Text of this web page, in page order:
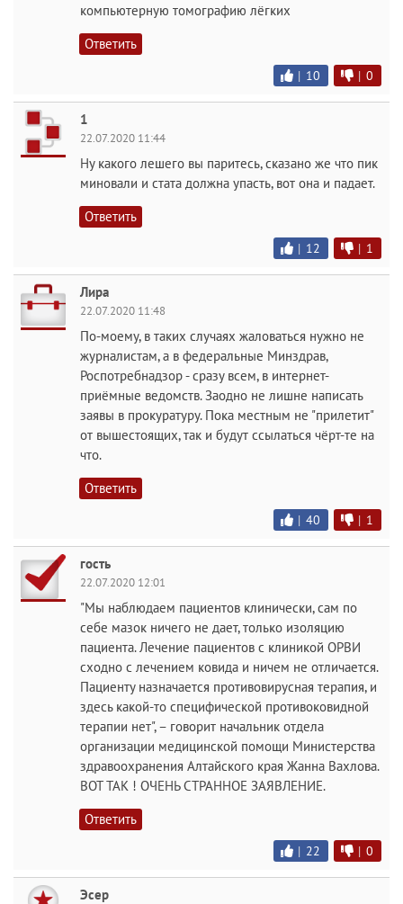
компьютерную томографию лёгких
Ответить
| 10 | 0
1
22.07.2020 11:44
Ну какого лешего вы паритесь, сказано же что пик
миновали и стата должна упасть, вот она и падает.
Ответить
| 12 | 1
Лира
22.07.2020 11:48
По-моему, в таких случаях жаловаться нужно не
журналистам, а в федеральные Минздрав,
Роспотребнадзор - сразу всем, в интернет-
приёмные ведомств. Заодно не лишне написать
заявы в прокуратуру. Пока местным не "прилетит"
от вышестоящих, так и будут ссылаться чёрт-те на
что.
Ответить
| 40 | 1
гость
22.07.2020 12:01
"Мы наблюдаем пациентов клинически, сам по
себе мазок ничего не дает, только изоляцию
пациента. Лечение пациентов с клиникой ОРВИ
сходно с лечением ковида и ничем не отличается.
Пациенту назначается противовирусная терапия, и
здесь какой-то специфической противоковидной
терапии нет", – говорит начальник отдела
организации медицинской помощи Министерства
здравоохранения Алтайского края Жанна Вахлова.
ВОТ ТАК ! ОЧЕНЬ СТРАННОЕ ЗАЯВЛЕНИЕ.
Ответить
| 22 | 0
Эсер